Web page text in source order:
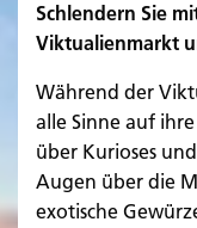
Schlendern Sie
Viktualienmarkt
Während der
alle Sinne auf
über Kurioses
Augen über die
exotische